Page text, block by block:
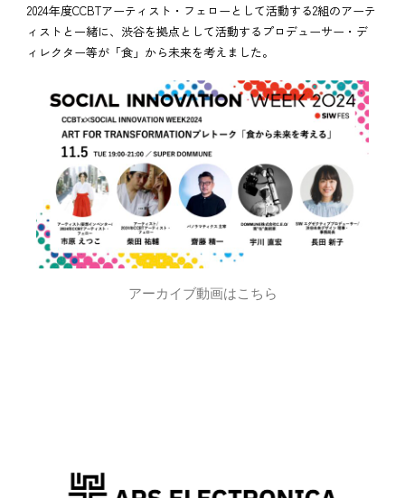
2024年度CCBTアーティスト・フェローとして活動する2組のアーテ
ィストと一緒に、渋谷を拠点として活動するプロデューサー・デ
ィレクター等が「食」から未来を考えました。
アーカイブ動画はこちら